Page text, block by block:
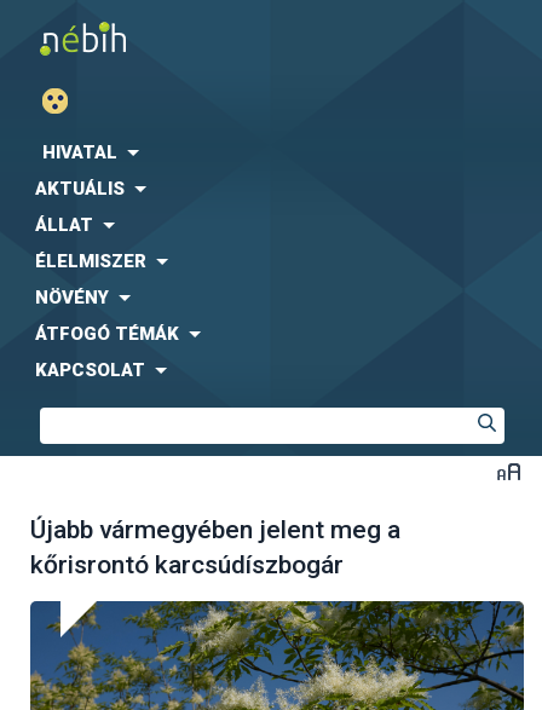
HIVATAL
AKTUÁLIS
ÁLLAT
ÉLELMISZER
NÖVÉNY
ÁTFOGÓ TÉMÁK
KAPCSOLAT
Újabb vármegyében jelent meg a
kőrisrontó karcsúdíszbogár